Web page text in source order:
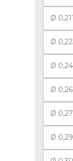
Ø 0,211
Ø
Ø
Ø
Ø
Ø